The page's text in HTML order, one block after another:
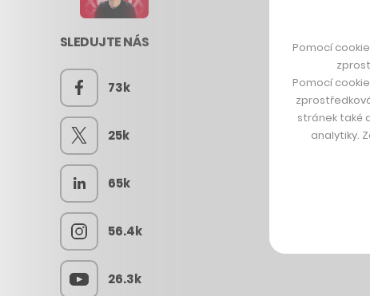
SLEDUJTE NÁS
73k
25k
65k
56.4k
26.3k
Pomocí
Pomocí
stránek také
analytiky.